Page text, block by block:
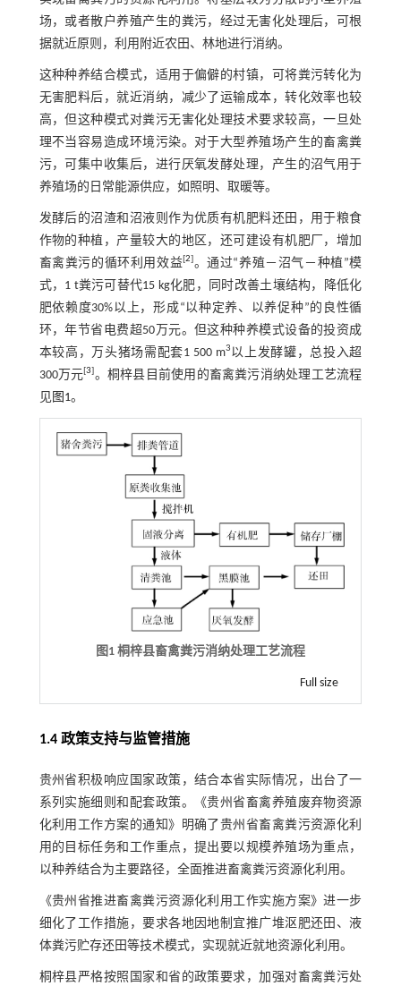
场，或者散户养殖产生的粪污，经过无害化处理后，可根
据就近原则，利用附近农田、林地进行消纳。
这种种养结合模式，适用于偏僻的村镇，可将粪污转化为
无害肥料后，就近消纳，减少了运输成本，转化效率也较
高，但这种模式对粪污无害化处理技术要求较高，一旦处
理不当容易造成环境污染。对于大型养殖场产生的畜禽粪
污，可集中收集后，进行厌氧发酵处理，产生的沼气用于
养殖场的日常能源供应，如照明、取暖等。
发酵后的沼渣和沼液则作为优质有机肥料还田，用于粮食
作物的种植，产量较大的地区，还可建设有机肥厂，增加
畜禽粪污的循环利用效益[2]。通过“养殖－沼气－种植”模
式，1 t粪污可替代15 kg化肥，同时改善土壤结构，降低化
肥依赖度30%以上，形成“以种定养、以养促种”的良性循
环，年节省电费超50万元。但这种种养模式设备的投资成
本较高，万头猪场需配套1 500 m3以上发酵罐，总投入超
300万元[3]。桐梓县目前使用的畜禽粪污消纳处理工艺流程
见图1。
图1 桐梓县畜禽粪污消纳处理工艺流程
Full size
1.4 政策支持与监管措施
贵州省积极响应国家政策，结合本省实际情况，出台了一
系列实施细则和配套政策。《贵州省畜禽养殖废弃物资源
化利用工作方案的通知》明确了贵州省畜禽粪污资源化利
用的目标任务和工作重点，提出要以规模养殖场为重点，
以种养结合为主要路径，全面推进畜禽粪污资源化利用。
《贵州省推进畜禽粪污资源化利用工作实施方案》进一步
细化了工作措施，要求各地因地制宜推广堆沤肥还田、液
体粪污贮存还田等技术模式，实现就近就地资源化利用。
桐梓县严格按照国家和省的政策要求，加强对畜禽粪污处